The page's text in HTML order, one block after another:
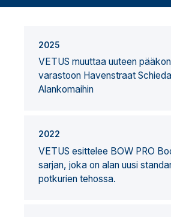
2025
VETUS muuttaa uuteen
varastoon Havenstraat
Alankomaihin
2022
VETUS esittelee BOW PRO
sarjan, joka on alan uusi
potkurien tehossa.